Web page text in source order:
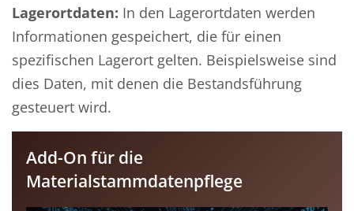
Lagerortdaten: In den Lagerortdaten werden
Informationen gespeichert, die für einen
spezifischen Lagerort gelten. Beispielsweise sind
dies Daten, mit denen die Bestandsführung
gesteuert wird.
Add-On für die
Materialstammdatenpflege